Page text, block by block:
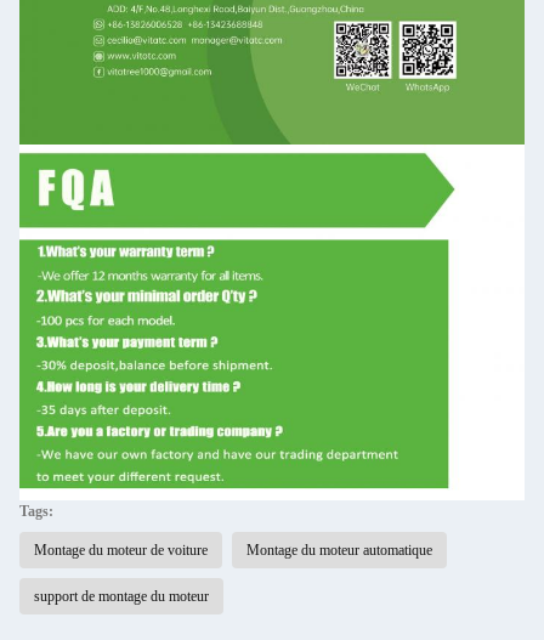
Tags:
Montage du moteur de voiture Montage du moteur automatique
support de montage du moteur